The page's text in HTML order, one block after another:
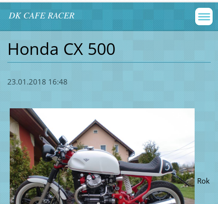
DK CAFE RACER
Honda CX 500
23.01.2018 16:48
Rok